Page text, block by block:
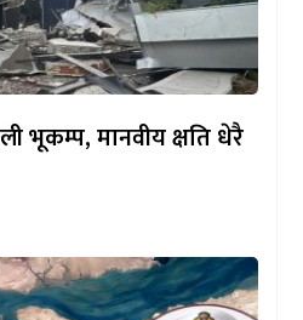
भूकम्प, मानवीय क्षति धेरै